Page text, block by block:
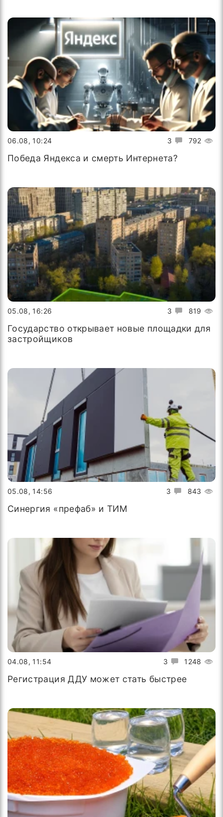
3 792
06.08, 10:24
Победа Яндекса и смерть Интернета?
3 819
05.08, 16:26
Государство открывает новые площадки для
застройщиков
3 843
05.08, 14:56
Синергия «префаб» и ТИМ
3 1248
04.08, 11:54
Регистрация ДДУ может стать быстрее